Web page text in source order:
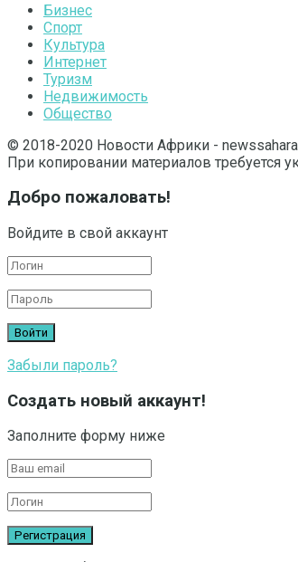
Бизнес
Спорт
Культура
Интернет
Туризм
Недвижимость
Общество
© 2018-2020 Новости Африки -
При копировании материалов требуется
Добро пожаловать!
Войдите в свой аккаунт
Забыли пароль?
Создать новый аккаунт!
Заполните форму ниже